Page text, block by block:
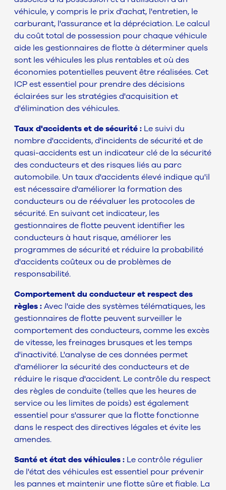
véhicule, y compris le prix d'achat, l'entretien, le
carburant, l'assurance et la dépréciation. Le calcul
du coût total de possession pour chaque véhicule
aide les gestionnaires de flotte à déterminer quels
sont les véhicules les plus rentables et où des
économies potentielles peuvent être réalisées. Cet
ICP est essentiel pour prendre des décisions
éclairées sur les stratégies d'acquisition et
d'élimination des véhicules.
Taux d'accidents et de sécurité : Le suivi du
nombre d'accidents, d'incidents de sécurité et de
quasi-accidents est un indicateur clé de la sécurité
des conducteurs et des risques liés au parc
automobile. Un taux d'accidents élevé indique qu'il
est nécessaire d'améliorer la formation des
conducteurs ou de réévaluer les protocoles de
sécurité. En suivant cet indicateur, les
gestionnaires de flotte peuvent identifier les
conducteurs à haut risque, améliorer les
programmes de sécurité et réduire la probabilité
d'accidents coûteux ou de problèmes de
responsabilité.
Comportement du conducteur et respect des
règles :Avec l'aide des systèmes télématiques, les
gestionnaires de flotte peuvent surveiller le
comportement des conducteurs, comme les excès
de vitesse, les freinages brusques et les temps
d'inactivité. L'analyse de ces données permet
d'améliorer la sécurité des conducteurs et de
réduire le risque d'accident. Le contrôle du respect
des règles de conduite (telles que les heures de
service ou les limites de poids) est également
essentiel pour s'assurer que la flotte fonctionne
dans le respect des directives légales et évite les
amendes.
Santé et état des véhicules : Le contrôle régulier
de l'état des véhicules est essentiel pour prévenir
les pannes et maintenir une flotte sûre et fiable. La